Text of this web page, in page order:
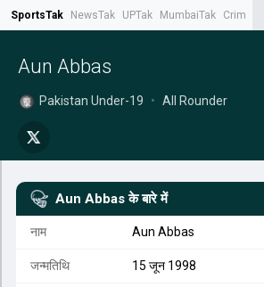
SportsTak NewsTak UPTak MumbaiTak CrimeTak
Aun Abbas
Pakistan Under-19 • All Rounder
Aun Abbas के बारे में
नाम Aun Abbas
जन्मतिथि 15 जून 1998